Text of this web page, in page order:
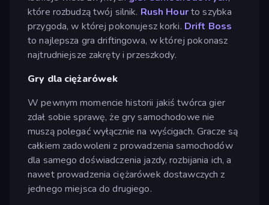
które rozbudzą twój silnik. Rush Hourto szybka
przygoda, w której pokonujesz korki. Drift Boss
to najlepsza gra driftingowa, w której pokonasz
najtrudniejsze zakręty i przeszkody.
Gry dla ciężarówek
W pewnym momencie historii jakiś twórca gier
zdał sobie sprawę, że gry samochodowe nie
muszą polegać wyłącznie na wyścigach. Gracze są
całkiem zadowoleni z prowadzenia samochodów
dla samego doświadczenia jazdy, rozbijania ich, a
nawet prowadzenia ciężarówek dostawczych z
jednego miejsca do drugiego.